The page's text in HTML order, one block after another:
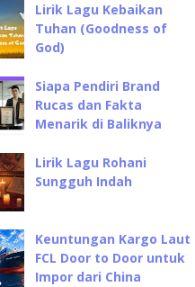
Lirik Lagu Kebaikan
Tuhan (Goodness of
God)
Siapa Pendiri Brand
Rucas dan Fakta
Menarik di Baliknya
Lirik Lagu Rohani
Sungguh Indah
Keuntungan Kargo Laut
FCL Door to Door untuk
Impor dari China